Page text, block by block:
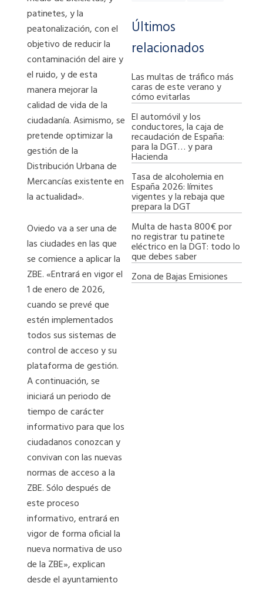
patinetes, y la
peatonalización, con el
objetivo de reducir la
contaminación del aire y
el ruido, y de esta
manera mejorar la
calidad de vida de la
ciudadanía. Asimismo, se
pretende optimizar la
gestión de la
Distribución Urbana de
Mercancías existente en
la actualidad».
Oviedo va a ser una de
las ciudades en las que
se comience a aplicar la
ZBE. «Entrará en vigor el
1 de enero de 2026,
cuando se prevé que
estén implementados
todos sus sistemas de
control de acceso y su
plataforma de gestión.
A continuación, se
iniciará un periodo de
tiempo de carácter
informativo para que los
ciudadanos conozcan y
convivan con las nuevas
normas de acceso a la
ZBE. Sólo después de
este proceso
informativo, entrará en
vigor de forma oficial la
nueva normativa de uso
de la ZBE», explican
desde el ayuntamiento
Últimos
relacionados
Las multas de tráfico más
caras de este verano y
cómo evitarlas
El automóvil y los
conductores, la caja de
recaudación de España:
para la DGT… y para
Hacienda
Tasa de alcoholemia en
España 2026: límites
vigentes y la rebaja que
prepara la DGT
Multa de hasta 800€ por
no registrar tu patinete
eléctrico en la DGT: todo lo
que debes saber
Zona de Bajas Emisiones